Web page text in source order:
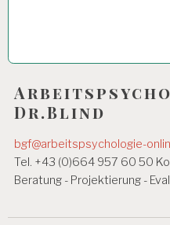
Dr.Blind
bgf@arbeitspsychologie-
Tel. +43 (0)664 957 60 50
Beratung - Projektierung -